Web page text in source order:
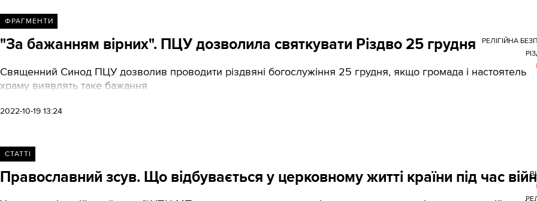
ФРАГМЕНТИ
"За бажанням вірних". ПЦУ дозволила святкувати Різдво 25 грудня
Священний Синод ПЦУ дозволив проводити різдвяні богослужіння 25 грудня, якщо громада і настоятель
храму виявлять таке бажання
2022-10-19 13:24
РЕЛІГІЙНА
СТАТТІ
Православний зсув. Що відбувається у церковному житті країни під час